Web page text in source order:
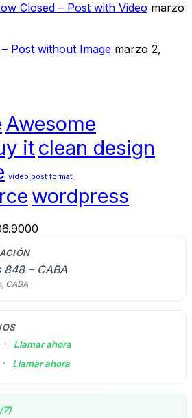
Closed – Post with Video marzo
Post without Image marzo 2,
Awesome
itclean design
video post format
wordpress
848 – CABA
CABA
· Llamar ahora
· Llamar ahora
7)